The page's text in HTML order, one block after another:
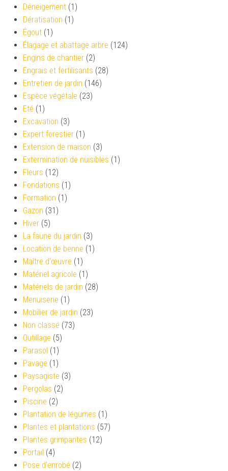
Déneigement (1)
Dératisation (1)
Égout (1)
Élagage et abattage arbre (124)
Engins de chantier (2)
Engrais et fertilisants (28)
Entretien de jardin (146)
Espèce végétale (23)
Eté (1)
Excavation (3)
Expert forestier (1)
Extension de maison (3)
Extermination de nuisibles (1)
Fleurs (12)
Fondations (1)
Formation (1)
Gazon (31)
Hiver (5)
La faune du jardin (3)
Location de benne (1)
Maître d'œuvre (1)
Matériel agricole (1)
Matériels de jardin (28)
Menuiserie (1)
Mobilier de jardin (23)
Non classé (73)
Outillage (5)
Parasol (1)
Pavage (1)
Paysagiste (3)
Pergolas (2)
Piscine (2)
Plantation de légumes (1)
Plantes et plantations (57)
Plantes grimpantes (12)
Portail (4)
Pose d'enrobé (2)